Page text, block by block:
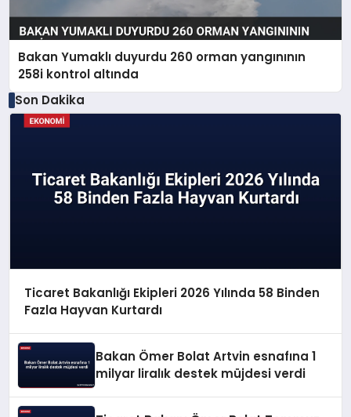
Bakan Yumaklı duyurdu 260 orman yangınının
258i kontrol altında
Son Dakika
Ticaret Bakanlığı Ekipleri 2026 Yılında 58 Binden
Fazla Hayvan Kurtardı
Bakan Ömer Bolat Artvin esnafına 1
milyar liralık destek müjdesi verdi